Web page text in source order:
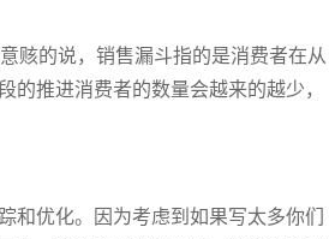
赅的说，销售漏斗指的是消费者在从
推进消费者的数量会越来的越少，
和优化。因为考虑到如果写太多你们